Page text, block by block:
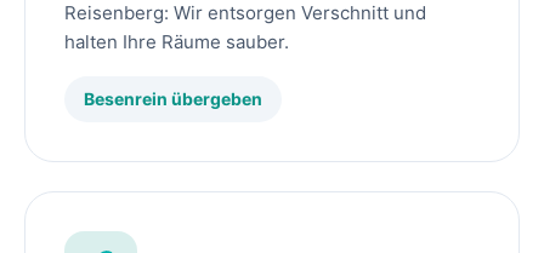
Reisenberg: Wir entsorgen Verschnitt und
halten Ihre Räume sauber.
Besenrein übergeben